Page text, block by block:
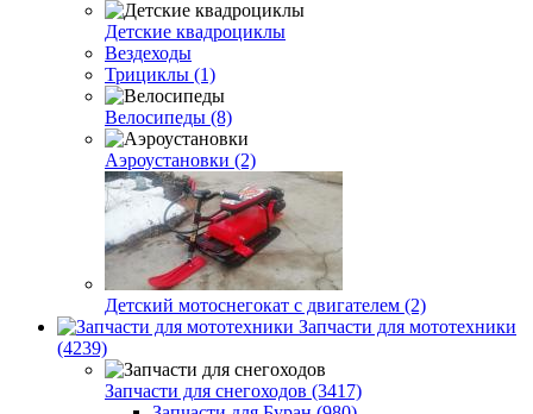
Детские квадроциклы
Вездеходы
Трициклы (1)
Велосипеды (8)
Аэроустановки (2)
Детский мотоснегокат с двигателем (2)
Запчасти для мототехники
(4239)
Запчасти для снегоходов (3417)